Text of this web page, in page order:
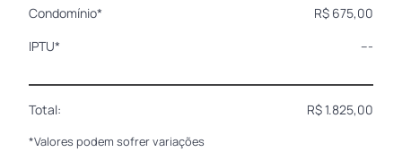
Condomínio*
R$ 675,00
IPTU*
---
Total: R$ 1.825,00
*Valores podem sofrer variações